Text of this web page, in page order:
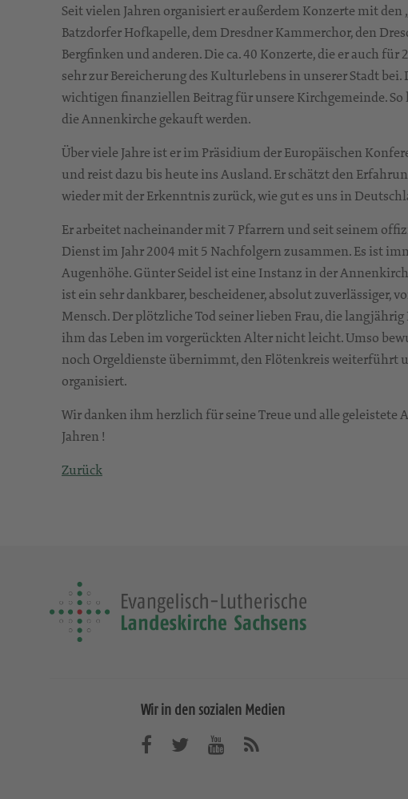
Seit vielen Jahren organisiert er außerdem Konzerte mit den
Batzdorfer Hofkapelle, dem Dresdner Kammerchor, den
Bergfinken und anderen. Die ca. 40 Konzerte, die er auch
sehr zur Bereicherung des Kulturlebens in unserer Stadt
wichtigen finanziellen Beitrag für unsere Kirchgemeinde.
die Annenkirche gekauft werden.
Über viele Jahre ist er im Präsidium der Europäischen
und reist dazu bis heute ins Ausland. Er schätzt den
wieder mit der Erkenntnis zurück, wie gut es uns in
Er arbeitet nacheinander mit 7 Pfarrern und seit seinem
Dienst im Jahr 2004 mit 5 Nachfolgern zusammen. Es ist
Augenhöhe. Günter Seidel ist eine Instanz in der
ist ein sehr dankbarer, bescheidener, absolut zuverlässiger,
Mensch. Der plötzliche Tod seiner lieben Frau, die
ihm das Leben im vorgerückten Alter nicht leicht. Umso
noch Orgeldienste übernimmt, den Flötenkreis weiterführt
organisiert.
Wir danken ihm herzlich für seine Treue und alle geleistete
Jahren !
Zurück
Wir in den sozialen Medien